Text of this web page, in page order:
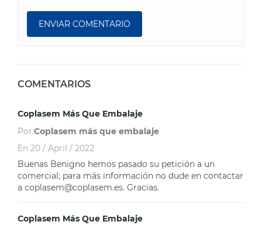
COMENTARIOS
Coplasem Más Que Embalaje
Por:Coplasem más que embalaje
En 20 / April / 2022
Buenas Benigno hemos pasado su petición a un
comercial; para más información no dude en contactar
a coplasem@coplasem.es. Gracias.
Coplasem Más Que Embalaje